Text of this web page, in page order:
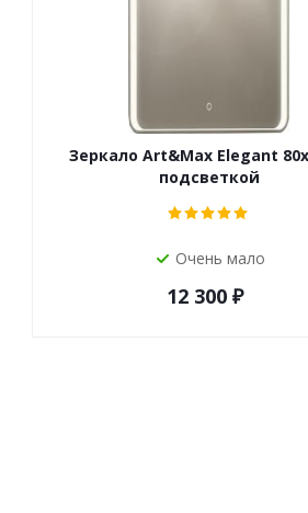
Зеркало Art&Max Elegant
подсветкой
Очень мало
12 300 ₽